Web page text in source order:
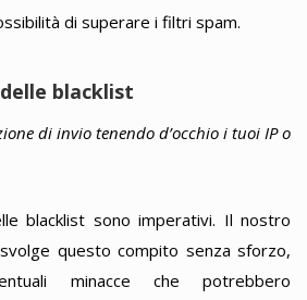
di superare i filtri spam.
blacklist
di invio tenendo d’occhio i tuoi IP o
blacklist sono imperativi. Il nostro
questo compito senza sforzo,
minacce che potrebbero